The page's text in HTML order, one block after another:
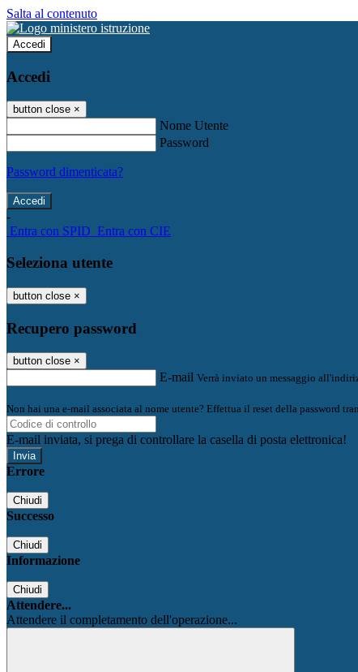
Salta al contenuto
Accedi
Accedi
button close ×
Nome Utente
Password
Password dimenticata?
-
Entra con SPID Entra con CIE
Seleziona utente
button close ×
Recupero password
button close ×
E-mail Verrà inviato un messaggio
Non hai una e-mail associata al nome utente? Effettua il reset della password
E-mail inviata, si prega di controllare la casella di posta elettronica!
Errore
Chiudi
Successo
Chiudi
Informazione
Chiudi
Attendere...
Attendere il completamento dell'operazione...